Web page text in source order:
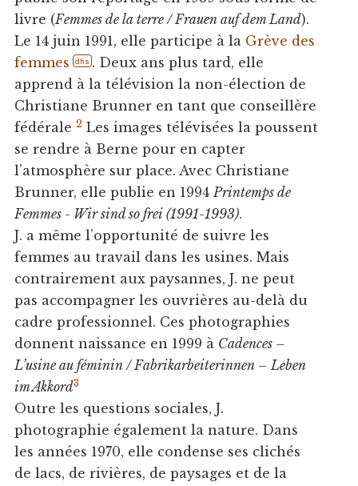
livre (Femmes de la terre / Frauen auf dem Land).
Le 14 juin 1991, elle participe à la Grève des
femmes
dhs . Deux ans plus tard, elle
apprend à la télévision la non-élection de
Christiane Brunner en tant que conseillère
fédérale 2 Les images télévisées la poussent
se rendre à Berne pour en capter
l’atmosphère sur place. Avec Christiane
Brunner, elle publie en 1994Printemps de
Femmes - Wir sind so frei (1991-1993).
J. a même l’opportunité de suivre les
femmes au travail dans les usines. Mais
contrairement aux paysannes, J. ne peut
pas accompagner les ouvrières au-delà du
cadre professionnel. Ces photographies
donnent naissance en 1999 à Cadences –
L’usine au féminin / Fabrikarbeiterinnen – Leben
im Akkord3
Outre les questions sociales, J.
photographie également la nature. Dans
les années 1970, elle condense ses clichés
de lacs, de rivières, de paysages et de la